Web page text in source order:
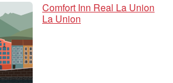
Comfort Inn Real La Union
La Union